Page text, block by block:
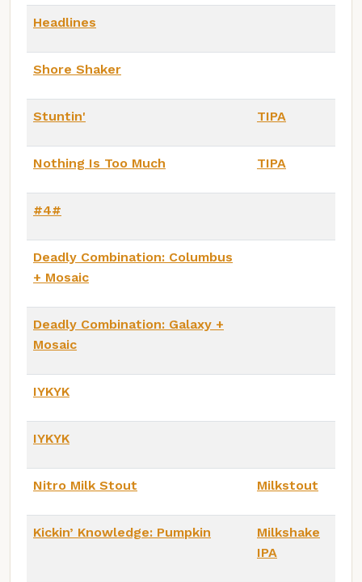
Headlines
Shore Shaker
Stuntin' TIPA
Nothing Is Too Much TIPA
#4#
Deadly Combination: Columbus
+ Mosaic
Deadly Combination: Galaxy +
Mosaic
IYKYK
IYKYK
Nitro Milk Stout Milkstout
Kickin’ Knowledge: Pumpkin
Milkshake
IPA